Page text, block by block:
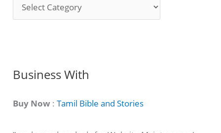
o
C
t
Business With
Buy Now :Tamil Bible and Stories